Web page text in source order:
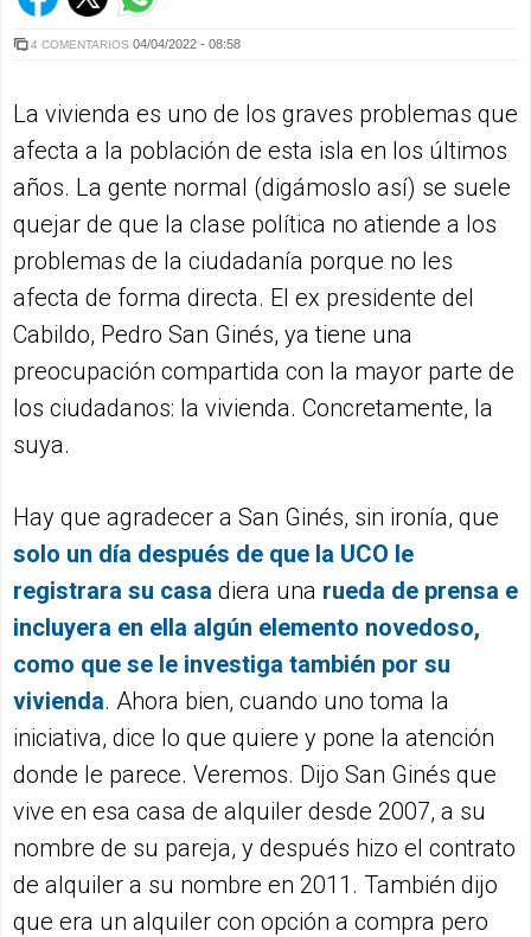
4 COMENTARIOS 04/04/2022 - 08:58
La vivienda es uno de los graves problemas que
afecta a la población de esta isla en los últimos
años. La gente normal (digámoslo así) se suele
quejar de que la clase política no atiende a los
problemas de la ciudadanía porque no les
afecta de forma directa. El ex presidente del
Cabildo, Pedro San Ginés, ya tiene una
preocupación compartida con la mayor parte de
los ciudadanos: la vivienda. Concretamente, la
suya.
Hay que agradecer a San Ginés, sin ironía, que
solo un día después de que la UCO le
registrara su casa diera una rueda de prensa e
incluyera en ella algún elemento novedoso,
como que se le investiga también por su
vivienda. Ahora bien, cuando uno toma la
iniciativa, dice lo que quiere y pone la atención
donde le parece. Veremos. Dijo San Ginés que
vive en esa casa de alquiler desde 2007, a su
nombre de su pareja, y después hizo el contrato
de alquiler a su nombre en 2011. También dijo
que era un alquiler con opción a compra pero